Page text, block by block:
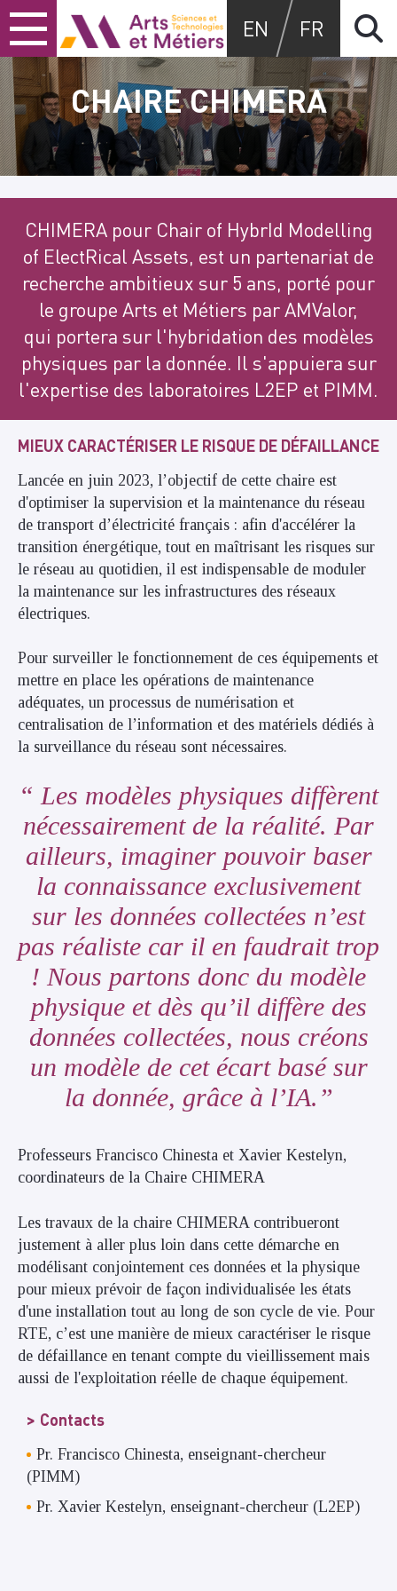
Skip
to
content
Skip
to
main
menu
Skip
to
search
Arts et métiers
EN FR
CHAIRE CHIMERA
CHIMERA pour Chair of HybrId Modelling
of ElectRical Assets, est un partenariat de
recherche ambitieux sur 5 ans, porté pour
le groupe Arts et Métiers par AMValor,
qui portera sur l'hybridation des modèles
physiques par la donnée. Il s'appuiera sur
l'expertise des laboratoires L2EP et PIMM.
MIEUX CARACTÉRISER LE RISQUE DE DÉFAILLANCE
Lancée en juin 2023, l’objectif de cette chaire est
d'optimiser la supervision et la maintenance du réseau
de transport d’électricité français : afin d'accélérer la
transition énergétique, tout en maîtrisant les risques sur
le réseau au quotidien, il est indispensable de moduler
la maintenance sur les infrastructures des réseaux
électriques.
Pour surveiller le fonctionnement de ces équipements et
mettre en place les opérations de maintenance
adéquates, un processus de numérisation et
centralisation de l’information et des matériels dédiés à
la surveillance du réseau sont nécessaires.
Les modèles physiques diffèrent
nécessairement de la réalité. Par
ailleurs, imaginer pouvoir baser
la connaissance exclusivement
sur les données collectées n’est
pas réaliste car il en faudrait trop
! Nous partons donc du modèle
physique et dès qu’il diffère des
données collectées, nous créons
un modèle de cet écart basé sur
la donnée, grâce à l’IA.
Professeurs Francisco Chinesta et Xavier Kestelyn,
coordinateurs de la Chaire CHIMERA
Les travaux de la chaire CHIMERA contribueront
justement à aller plus loin dans cette démarche en
modélisant conjointement ces données et la physique
pour mieux prévoir de façon individualisée les états
d'une installation tout au long de son cycle de vie. Pour
RTE, c’est une manière de mieux caractériser le risque
de défaillance en tenant compte du vieillissement mais
aussi de l'exploitation réelle de chaque équipement.
Contacts
Pr. Francisco Chinesta, enseignant-chercheur
(PIMM)
Pr. Xavier Kestelyn, enseignant-chercheur (L2EP)